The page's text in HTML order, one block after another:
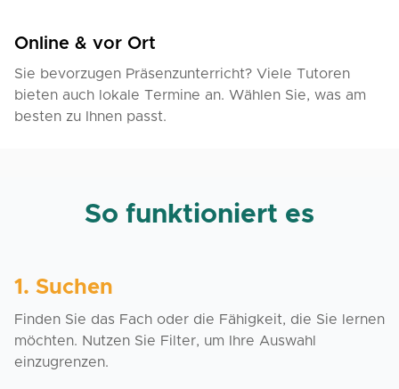
Online & vor Ort
Sie bevorzugen Präsenzunterricht? Viele Tutoren
bieten auch lokale Termine an. Wählen Sie, was am
besten zu Ihnen passt.
So funktioniert es
1. Suchen
Finden Sie das Fach oder die Fähigkeit, die Sie lernen
möchten. Nutzen Sie Filter, um Ihre Auswahl
einzugrenzen.